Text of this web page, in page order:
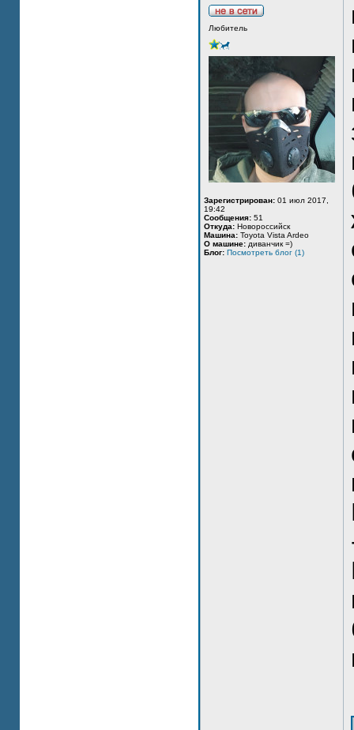
Любитель
Зарегистрирован: 01 июл 2017,
19:42
Сообщения: 51
Откуда: Новороссийск
Машина: Toyota Vista Ardeo
О машине: диванчик =)
Блог: Посмотреть блог (1)